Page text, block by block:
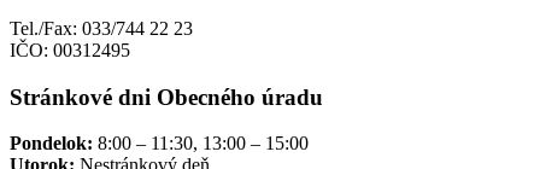
Tel./Fax: 033/744 22 23
IČO: 00312495
Stránkové dni Obecného úradu
Pondelok: 8:00 – 11:30, 13:00 – 15:00